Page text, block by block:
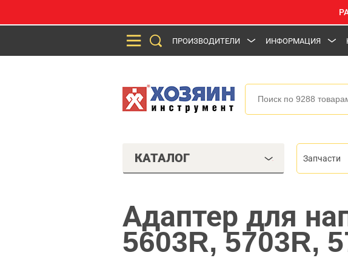
ПРОИЗВОДИТЕЛИ ИНФОРМАЦИЯ
КАТАЛОГ Запчасти
Адаптер для
5603R, 5703R,